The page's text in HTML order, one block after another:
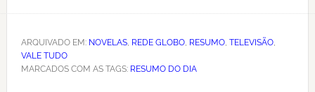
ARQUIVADO EM: NOVELAS, REDE GLOBO, RESUMO, TELEVISÃO,
VALE TUDO
MARCADOS COM AS TAGS: RESUMO DO DIA